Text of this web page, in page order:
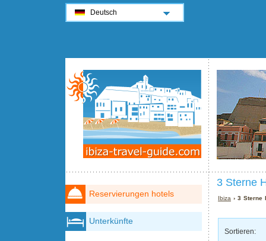
3 Sterne
Ibiza › 3 Sterne
Sortieren:
Reservierungen hotels
Unterkünfte
Deutsch